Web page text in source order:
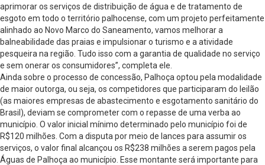
aprimorar os serviços de distribuição de água e de tratamento de
esgoto em todo o território palhocense, com um projeto perfeitamente
alinhado ao Novo Marco do Saneamento, vamos melhorar a
balneabilidade das praias e impulsionar o turismo e a atividade
pesqueira na região. Tudo isso com a garantia de qualidade no serviço
e sem onerar os consumidores”, completa ele.
Ainda sobre o processo de concessão, Palhoça optou pela modalidade
de maior outorga, ou seja, os competidores que participaram do leilão
(as maiores empresas de abastecimento e esgotamento sanitário do
Brasil), deviam se comprometer com o repasse de uma verba ao
município. O valor inicial mínimo determinado pelo município foi de
R$120 milhões. Com a disputa por meio de lances para assumir os
serviços, o valor final alcançou os R$238 milhões a serem pagos pela
Águas de Palhoça ao município. Esse montante será importante para